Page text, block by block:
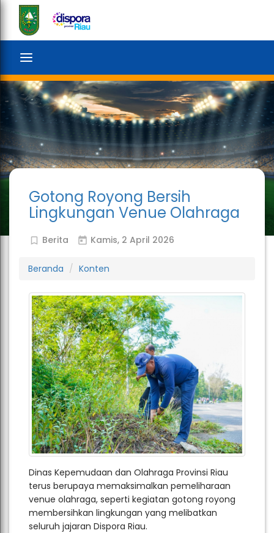
Toggle
navigation
Gotong Royong Bersih
Lingkungan Venue Olahraga
bookmark_outline Berita today Kamis, 2 April 2026
Beranda Konten
Dinas Kepemudaan dan Olahraga Provinsi Riau
terus berupaya memaksimalkan pemeliharaan
venue olahraga, seperti kegiatan gotong royong
membersihkan lingkungan yang melibatkan
seluruh jajaran Dispora Riau.